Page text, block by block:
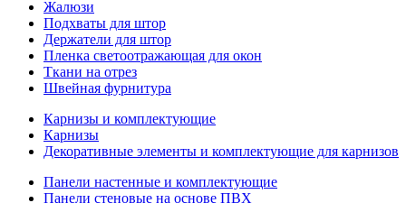
Жалюзи
Подхваты для штор
Держатели для штор
Пленка светоотражающая для окон
Ткани на отрез
Швейная фурнитура
Карнизы и комплектующие
Карнизы
Декоративные элементы и комплектующие для карнизов
Панели настенные и комплектующие
Панели стеновые на основе ПВХ